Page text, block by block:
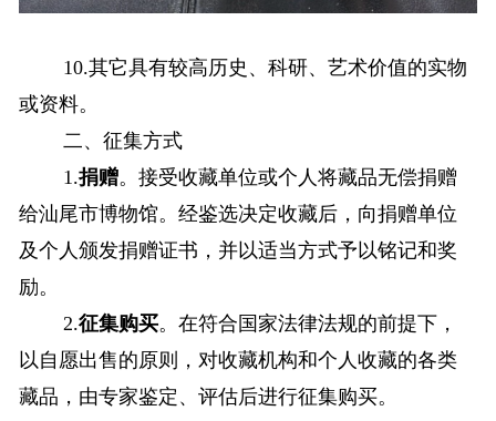
10.其它具有较高历史、科研、艺术价值的实物
或资料。
二、征集方式
1.捐赠。接受收藏单位或个人将藏品无偿捐赠
给汕尾市博物馆。经鉴选决定收藏后，向捐赠单位
及个人颁发捐赠证书，并以适当方式予以铭记和奖
励。
2.征集购买。在符合国家法律法规的前提下，
以自愿出售的原则，对收藏机构和个人收藏的各类
藏品，由专家鉴定、评估后进行征集购买。